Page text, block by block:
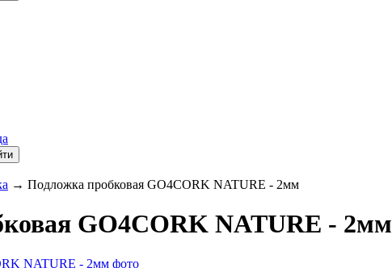
→ Подложка пробковая GO4CORK NATURE - 2мм
GO4CORK NATURE - 2мм